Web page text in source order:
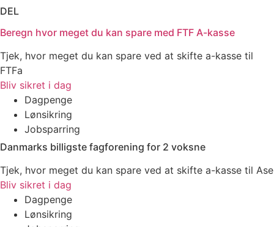
DEL
Beregn hvor meget du kan spare med FTF A-kasse
Tjek, hvor meget du kan spare ved at skifte a-kasse til
FTFa
Bliv sikret i dag
Dagpenge
Lønsikring
Jobsparring
Danmarks billigste fagforening for 2 voksne
Tjek, hvor meget du kan spare ved at skifte a-kasse til Ase
Bliv sikret i dag
Dagpenge
Lønsikring